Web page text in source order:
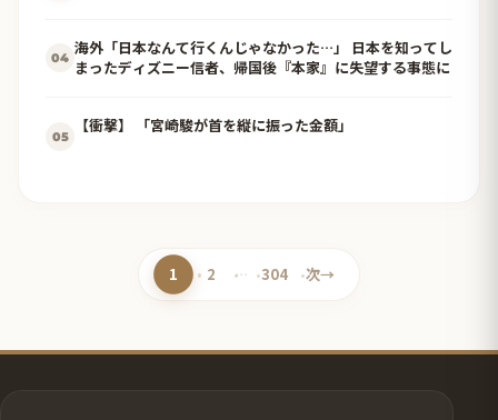
ペ
1
ペ
2 …
ペ
304 次→
04
海外「日本なんて行くんじゃなかった…」 日本を知ってし
まったディズニー信者、帰国後『本家』に失望する事態に
05
【衝撃】 「宮崎駿が首を縦に振った金額」